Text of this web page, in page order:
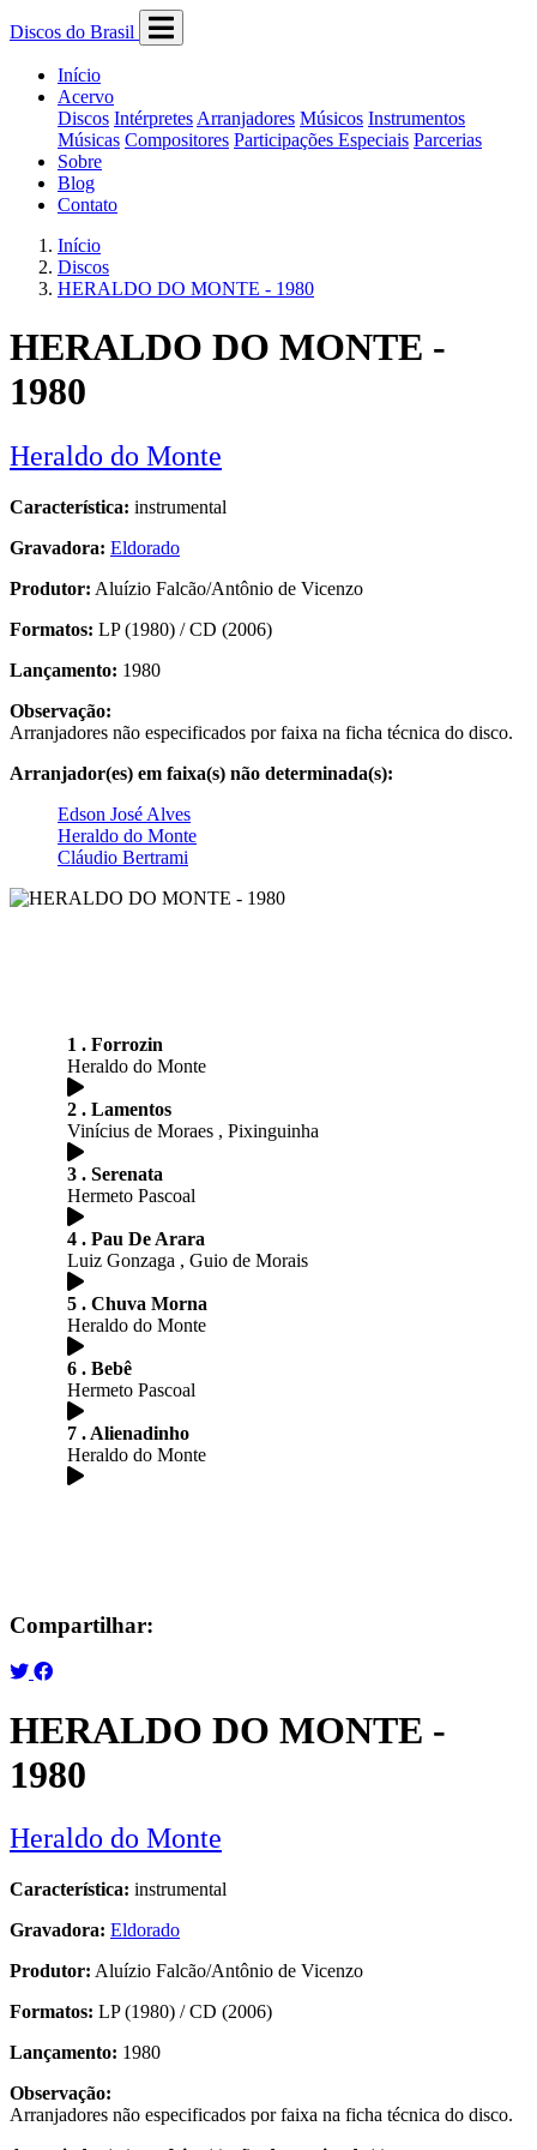
Discos do Brasil
Início
Acervo
Discos Intérpretes Arranjadores Músicos Instrumentos
Músicas Compositores Participações Especiais Parcerias
Sobre
Blog
Contato
Início
Discos
HERALDO DO MONTE - 1980
HERALDO DO MONTE -
1980
Heraldo do Monte
Característica: instrumental
Gravadora: Eldorado
Produtor: Aluízio Falcão/Antônio de Vicenzo
Formatos: LP (1980) / CD (2006)
Lançamento: 1980
Observação:
Arranjadores não especificados por faixa na ficha técnica do disco.
Arranjador(es) em faixa(s) não determinada(s):
Edson José Alves
Heraldo do Monte
Cláudio Bertrami
1 . Forrozin
Heraldo do Monte
2 . Lamentos
Vinícius de Moraes , Pixinguinha
3 . Serenata
Hermeto Pascoal
4 . Pau De Arara
Luiz Gonzaga , Guio de Morais
5 . Chuva Morna
Heraldo do Monte
6 . Bebê
Hermeto Pascoal
7 . Alienadinho
Heraldo do Monte
Compartilhar:
HERALDO DO MONTE -
1980
Heraldo do Monte
Característica: instrumental
Gravadora: Eldorado
Produtor: Aluízio Falcão/Antônio de Vicenzo
Formatos: LP (1980) / CD (2006)
Lançamento: 1980
Observação:
Arranjadores não especificados por faixa na ficha técnica do disco.